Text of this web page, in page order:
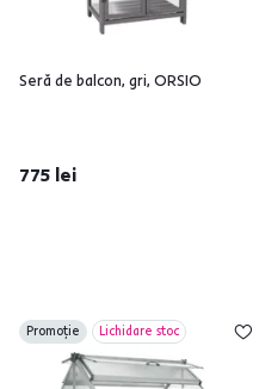
Seră de balcon, gri, ORSIO
775 lei
Promoție Lichidare stoc